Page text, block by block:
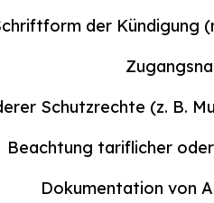
der Kündigung
Schutzrechte (z. B.
Beachtung tariflicher
Dokumentation von